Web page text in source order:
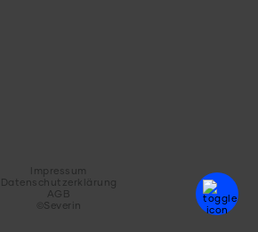
Impressum
Datenschutzerklärung
AGB
©Severin